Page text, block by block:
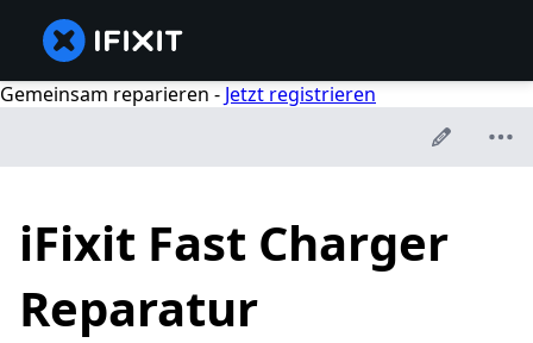
Gemeinsam reparieren - Jetzt registrieren
iFixit Fast Charger
Reparatur